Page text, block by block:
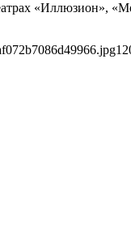
«Иллюзион»,